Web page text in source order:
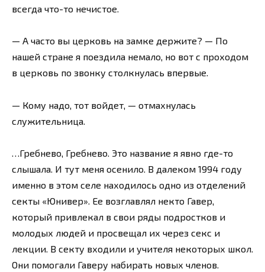
всегда что-то нечистое.
— А часто вы церковь на замке держите? — По
нашей стране я поездила немало, но вот с проходом
в церковь по звонку столкнулась впервые.
— Кому надо, тот войдет, — отмахнулась
служительница.
…Гребнево, Гребнево. Это название я явно где-то
слышала. И тут меня осенило. В далеком 1994 году
именно в этом селе находилось одно из отделений
секты «Юнивер». Ее возглавлял некто Гавер,
который привлекал в свои ряды подростков и
молодых людей и просвещал их через секс и
лекции. В секту входили и учителя некоторых школ.
Они помогали Гаверу набирать новых членов.